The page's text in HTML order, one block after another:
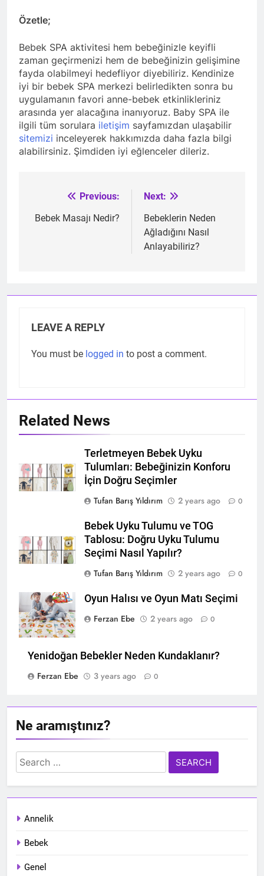
Özetle;
Bebek SPA aktivitesi hem bebeğinizle keyifli
zaman geçirmenizi hem de bebeğinizin gelişimine
fayda olabilmeyi hedefliyor diyebiliriz. Kendinize
iyi bir bebek SPA merkezi belirledikten sonra bu
uygulamanın favori anne-bebek etkinlikleriniz
arasında yer alacağına inanıyoruz. Baby SPA ile
ilgili tüm sorulara iletişim sayfamızdan ulaşabilir
sitemizi inceleyerek hakkımızda daha fazla bilgi
alabilirsiniz. Şimdiden iyi eğlenceler dileriz.
navigation
Previous:
Bebek Masajı Nedir?
Next:
Bebeklerin Neden
Ağladığını Nasıl
Anlayabiliriz?
LEAVE A REPLY
You must be logged in to post a comment.
Related News
Terletmeyen Bebek Uyku
Tulumları: Bebeğinizin Konforu
İçin Doğru Seçimler
Tufan Barış Yıldırım
2 years ago 0
Bebek Uyku Tulumu ve TOG
Tablosu: Doğru Uyku Tulumu
Seçimi Nasıl Yapılır?
Tufan Barış Yıldırım
2 years ago 0
Oyun Halısı ve Oyun Matı Seçimi
Ferzan Ebe
2 years ago 0
Yenidoğan Bebekler Neden Kundaklanır?
Ferzan Ebe
3 years ago 0
Ne aramıştınız?
Search
for:
Annelik
Bebek
Genel